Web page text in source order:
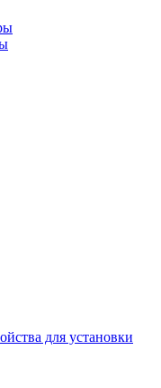
для установки